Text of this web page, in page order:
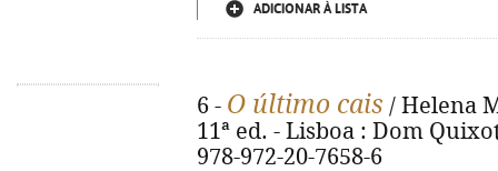
ADICIONAR À LISTA
6 - O último cais / Helena
11ª ed. - Lisboa : Dom
978-972-20-7658-6